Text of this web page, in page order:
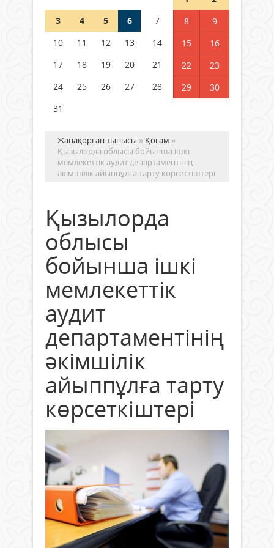
Германия аптап ыстыққа
бастады
04 тамыз 2026 ж.
3
4 5 6 7 8
9
10
11 12 13 14 15
16
17
18 19 20 21 22
23
24
25 26 27 28 29
30
31
Жаңақорған тынысы » Қоғам »
Қызылорда облысы бойынша ішкі
мемлекеттік аудит департаментінің
әкімшілік айыппұлға тарту көрсеткіштері
Қызылорда
облысы
бойынша ішкі
мемлекеттік
аудит
департаментінің
әкімшілік
айыппұлға тарту
көрсеткіштері